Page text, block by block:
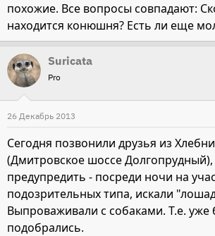
похожие. Все вопросы совпадают:
находится конюшня? Есть ли еще
Suricata
Pro
26 Декабрь 2013
Сегодня позвонили друзья из
(Дмитровское шоссе
предупредить - посреди ночи на
подозрительных типа, искали
Выпроваживали с собаками. Т.е. уже
подобрались.